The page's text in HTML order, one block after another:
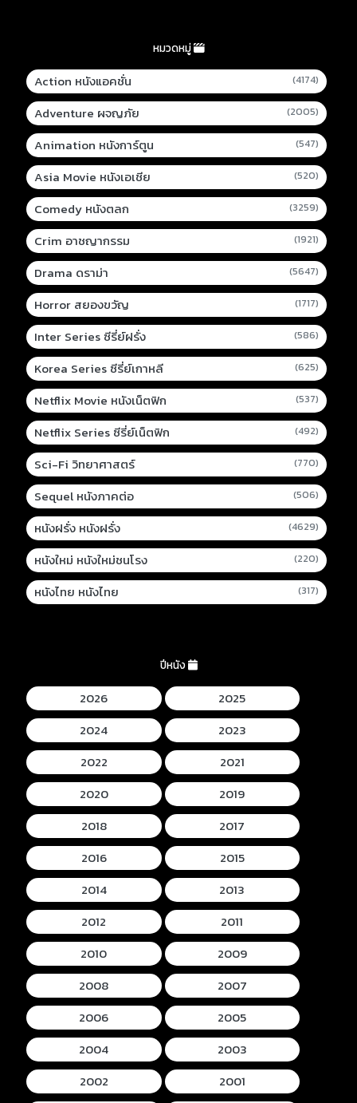
หมวดหมู่
Action หนังแอคชั่น (4174)
Adventure ผจญภัย (2005)
Animation หนังการ์ตูน (547)
Asia Movie หนังเอเชีย (520)
Comedy หนังตลก (3259)
Crim อาชญากรรม (1921)
Drama ดราม่า (5647)
Horror สยองขวัญ (1717)
Inter Series ซีรี่ย์ฝรั่ง (586)
Korea Series ซีรี่ย์เกาหลี (625)
Netflix Movie หนังเน็ตฟิก (537)
Netflix Series ซีรี่ย์เน็ตฟิก (492)
Sci-Fi วิทยาศาสตร์ (770)
Sequel หนังภาคต่อ (506)
หนังฝรั่ง หนังฝรั่ง (4629)
หนังใหม่ หนังใหม่ชนโรง (220)
หนังไทย หนังไทย (317)
ปีหนัง
2026
2025
2024
2023
2022
2021
2020
2019
2018
2017
2016
2015
2014
2013
2012
2011
2010
2009
2008
2007
2006
2005
2004
2003
2002
2001